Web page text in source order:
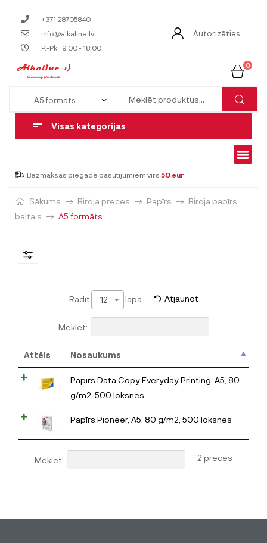
+371 28705840
info@alkaline.lv
P.-Pk.: 9:00 - 18:00
Autorizēties
0
Visas kategorijas
Bezmaksas piegāde pasūtījumiem virs 50 eur
Sākums Biroja preces Papīrs
Biroja papīrs
baltais
A5 formāts
Rādīt 12 lapā Atjaunot
Meklēt:
Attēls Nosaukums
Papīrs Data Copy Everyday Printing, A5, 80
g/m2, 500 loksnes
Papīrs Pioneer, A5, 80 g/m2, 500 loksnes
Meklēt: 2 preces